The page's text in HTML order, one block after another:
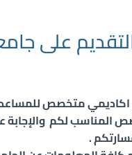
على
متخصص
المناسب لكم والإجابة
.